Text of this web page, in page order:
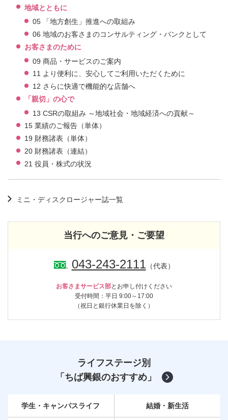
地域とともに
05 「地方創生」推進への取組み
06 地域のお客さまのコンサルティング・バンクとして
お客さまのために
09 商品・サービスのご案内
11 より便利に、安心してご利用いただくために
12 さらに快適で機能的な店舗へ
「親切」の心で
13 CSRの取組み ～地域社会・地域経済への貢献～
15 業績のご報告（単体）
19 財務諸表（単体）
20 財務諸表（連結）
21 役員・株式の状況
ミニ・ディスクロージャー誌一覧
当行へのご意見・ご要望
043-243-2111（代表）
お客さまサービス部とお申し付けください
受付時間：平日 9:00～17:00
（祝日と銀行休業日を除く）
ライフステージ別
「ちば興銀のおすすめ」
学生・キャンパスライフ 結婚・新生活